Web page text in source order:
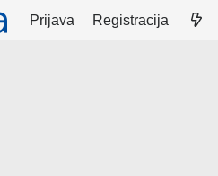
Prijava Registracija